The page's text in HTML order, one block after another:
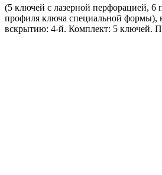
(5 ключей с лазерной перфорацией, 6
профиля ключа специальной формы),
вскрытию: 4-й. Комплект: 5 ключей.